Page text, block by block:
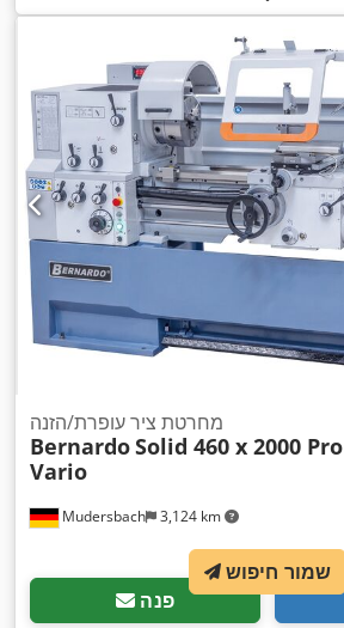
Mudersbach 3,124 km
מחרטת ציר עופרת/הזנה
BernardoSolid 460 x 2000 Pro
Vario
פנה
שמור חיפוש